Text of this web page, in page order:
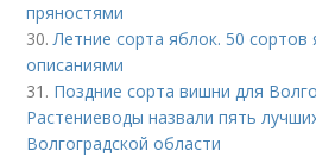
пряностями
30.Летние сорта яблок. 50
описаниями
31. Поздние сорта вишни для
Растениеводы назвали пять
Волгоградской области